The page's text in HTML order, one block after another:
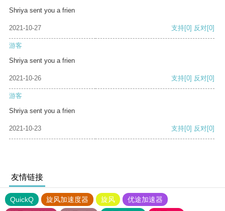
Shriya sent you a frien
2021-10-27 支持[0] 反对[0]
游客
Shriya sent you a frien
2021-10-26 支持[0] 反对[0]
游客
Shriya sent you a frien
2021-10-23 支持[0] 反对[0]
友情链接
QuickQ 旋风加速度器 旋风
优途加速器